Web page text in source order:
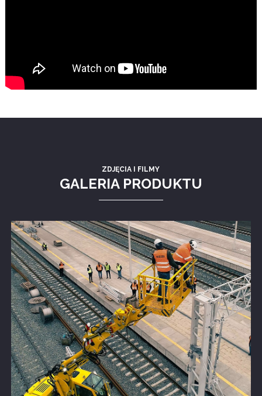
GALERIA PRODUKTU
ZDJĘCIA I FILMY